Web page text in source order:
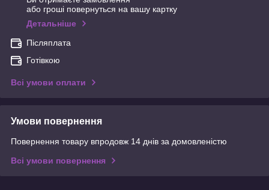
або гроші повернуться на вашу картку
Детальніше
Післяплата
Готівкою
Всі умови оплати
Умови повернення
Повернення товару впродовж 14 днів за домовленістю
Всі умови повернення